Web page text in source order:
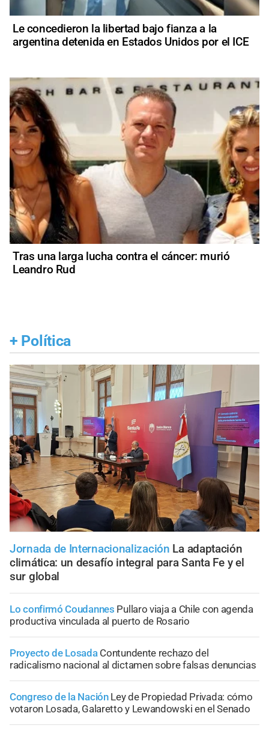
Le concedieron la libertad bajo fianza a la
argentina detenida en Estados Unidos por el ICE
Tras una larga lucha contra el cáncer: murió
Leandro Rud
+ Política
Jornada de Internacionalización La adaptación
climática: un desafío integral para Santa Fe y el
sur global
Lo confirmó Coudannes Pullaro viaja a Chile con agenda
productiva vinculada al puerto de Rosario
Proyecto de Losada Contundente rechazo del
radicalismo nacional al dictamen sobre falsas denuncias
Congreso de la Nación Ley de Propiedad Privada: cómo
votaron Losada, Galaretto y Lewandowski en el Senado